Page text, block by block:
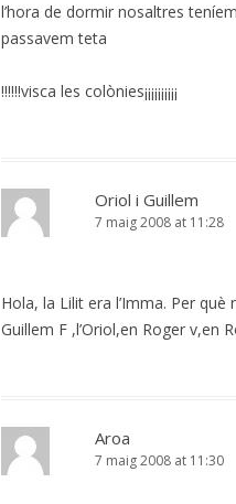
l’hora de dormir nosaltres
passavem teta
!!!!!!visca les colònies¡¡¡¡¡¡¡¡¡¡
Oriol i Guillem
7 maig 2008 at 11:28
Hola, la Lilit era l’Imma. Per
Guillem F ,l’Oriol,en Roger v,en
Aroa
7 maig 2008 at 11:30